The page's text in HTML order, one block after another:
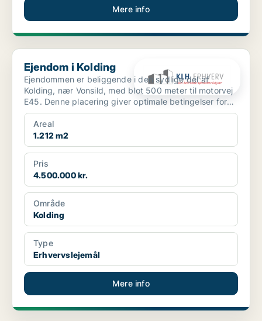
Mere info
Ejendom i Kolding
Ejendom i Kolding
Ejendommen er beliggende i den sydlige del af
Kolding, nær Vonsild, med blot 500 meter til motorvej
E45. Denne placering giver optimale betingelser for
både ...
Areal
1.212 m2
Pris
4.500.000 kr.
Område
Kolding
Type
Erhvervslejemål
Mere info